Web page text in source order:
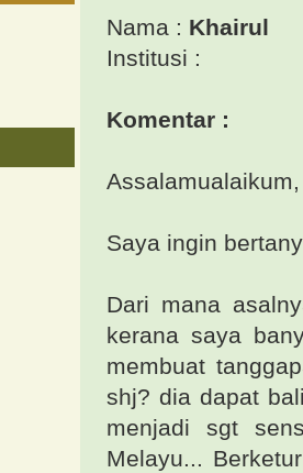
Nama : Khairul
Institusi :
Komentar :
Assalamualaikum,
Saya ingin
Dari mana
kerana saya
membuat
shj? dia dapat
menjadi sgt
Melayu...